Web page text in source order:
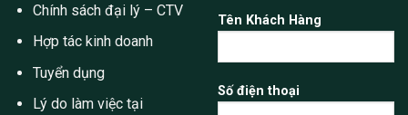
Chính sách đại lý – CTV
Hợp tác kinh doanh
Tuyển dụng
Lý do làm việc tại
Tên Khách Hàng
Số điện thoại